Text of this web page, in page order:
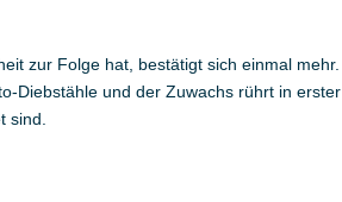
zur Folge hat, bestätigt sich einmal mehr.
Diebstähle und der Zuwachs rührt in erster
sind.